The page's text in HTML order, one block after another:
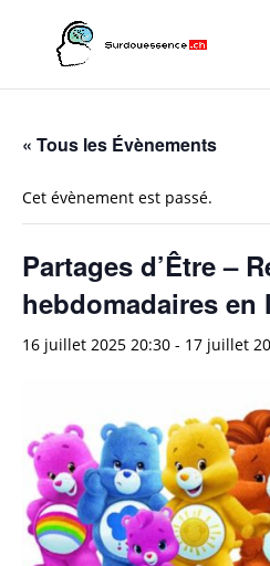
« Tous les Évènements
Cet évènement est passé.
Partages d’Être –
hebdomadaires en
16 juillet 2025 20:30 - 17 juillet